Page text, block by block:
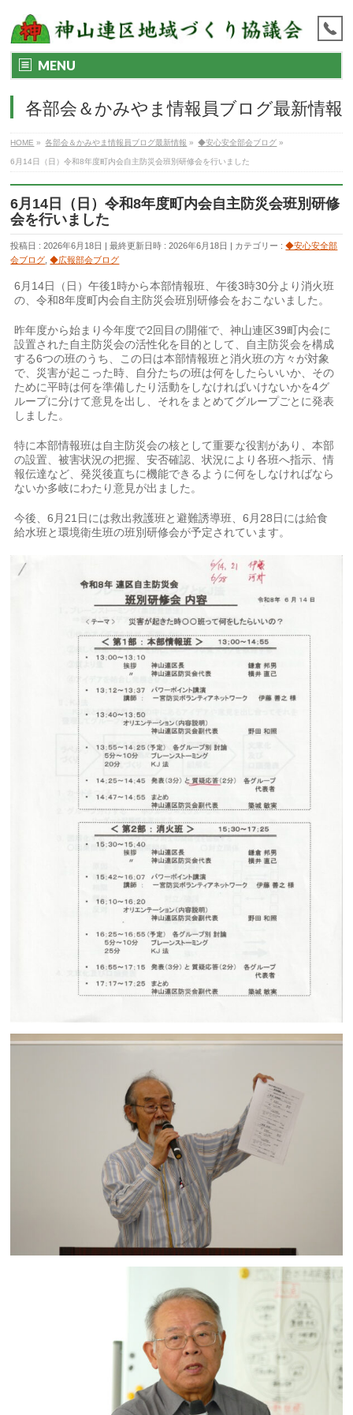
MENU
各部会＆かみやま情報員ブログ最新情報
HOME » 各部会＆かみやま情報員ブログ最新情報 » ◆安心安全部会ブログ »
6月14日（日）令和8年度町内会自主防災会班別研修会を行いました
6月14日（日）令和8年度町内会自主防災会班別研修
会を行いました
投稿日 : 2026年6月18日 最終更新日時 : 2026年6月18日 カテゴリー :◆安心安全部
会ブログ ,◆広報部会ブログ
6月14日（日）午後1時から本部情報班、午後3時30分より消火班
の、令和8年度町内会自主防災会班別研修会をおこないました。
昨年度から始まり今年度で2回目の開催で、神山連区39町内会に
設置された自主防災会の活性化を目的として、自主防災会を構成
する6つの班のうち、この日は本部情報班と消火班の方々が対象
で、災害が起こった時、自分たちの班は何をしたらいいか、その
ために平時は何を準備したり活動をしなければいけないかを4グ
ループに分けて意見を出し、それをまとめてグループごとに発表
しました。
特に本部情報班は自主防災会の核として重要な役割があり、本部
の設置、被害状況の把握、安否確認、状況により各班へ指示、情
報伝達など、発災後直ちに機能できるように何をしなければなら
ないか多岐にわたり意見が出ました。
今後、6月21日には救出救護班と避難誘導班、6月28日には給食
給水班と環境衛生班の班別研修会が予定されています。